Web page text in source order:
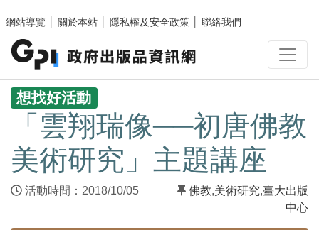
網站導覽
關於本站 隱私權及安全政策 聯絡我們
:::
想找好活動
「雲翔瑞像──初唐佛教
美術研究」主題講座
活動時間：2018/10/05 佛教,美術研究,臺大出版
中心